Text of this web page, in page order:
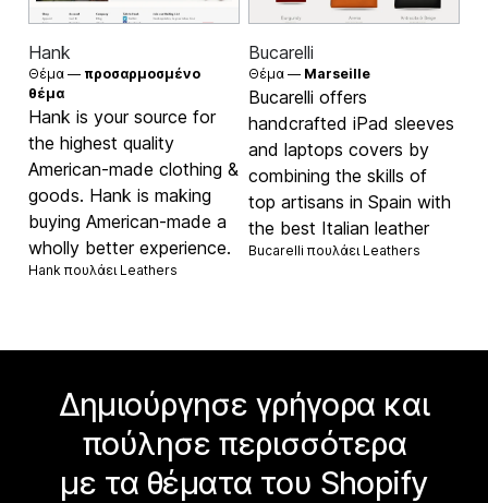
Hank
Θέμα — προσαρμοσμένο
θέμα
Hank is your source for
the highest quality
American-made clothing &
goods. Hank is making
buying American-made a
wholly better experience.
Hank πουλάει Leathers
Bucarelli
Θέμα — Marseille
Bucarelli offers
handcrafted iPad sleeves
and laptops covers by
combining the skills of
top artisans in Spain with
the best Italian leather
Bucarelli πουλάει Leathers
Δημιούργησε γρήγορα και
πούλησε περισσότερα
με τα θέματα του Shopify